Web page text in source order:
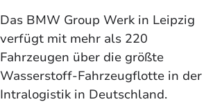
Das BMW Group Werk in Leipzig
verfügt mit mehr als 220
Fahrzeugen über die größte
Wasserstoff-Fahrzeugflotte in der
Intralogistik in Deutschland.